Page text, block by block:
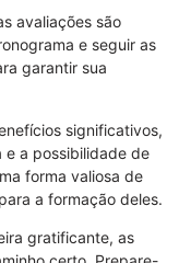
avaliações são
e seguir as
garantir sua
significativos,
e a possibilidade de
forma valiosa de
a formação deles.
gratificante, as